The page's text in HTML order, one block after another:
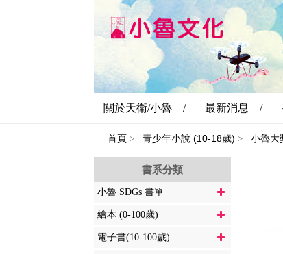
關於天衛/小魯 / 最新消息 /
首頁 > 青少年小說 (10-18歲) > 小魯大
書系分類
小魯 SDGs 書單
繪本 (0-100歲)
電子書(10-100歲)